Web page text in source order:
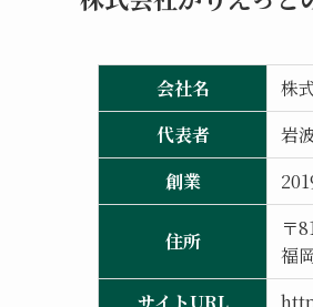
会社名
株
代表者
岩
創業
住所
〒
福